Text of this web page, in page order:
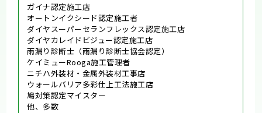
ガイナ認定施工店
オートンイクシード認定施工者
ダイヤスーパーセランフレックス認定施工店
ダイヤカレイドビジュー認定施工店
雨漏り診断士（雨漏り診断士協会認定）
ケイミューRooga施工管理者
ニチハ外装材・金属外装材工事店
ウォールバリア多彩仕上工法施工店
鳩対策認定マイスター
他、多数